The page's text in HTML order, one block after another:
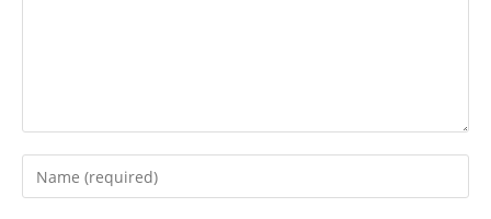
Enter
your